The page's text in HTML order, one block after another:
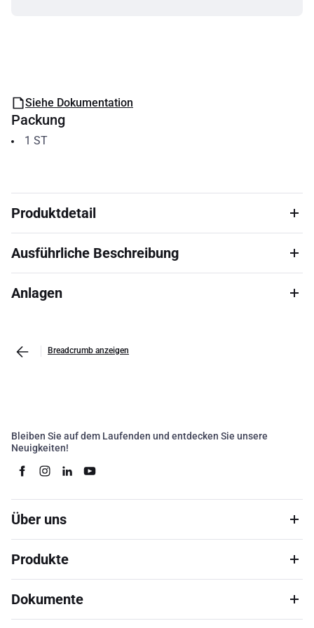
Siehe Dokumentation
Packung
1 ST
Produktdetail
Ausführliche Beschreibung
Anlagen
Breadcrumb anzeigen
Bleiben Sie auf dem Laufenden und entdecken Sie unsere
Neuigkeiten!
Über uns
Produkte
Dokumente